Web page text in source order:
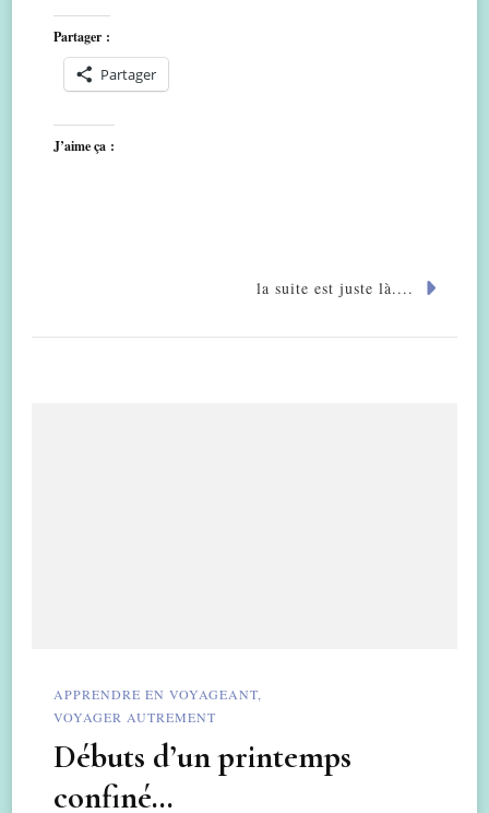
Partager :
Partager
J’aime ça :
la suite est juste là....
APPRENDRE EN VOYAGEANT
VOYAGER AUTREMENT
Débuts d’un printemps
confiné…